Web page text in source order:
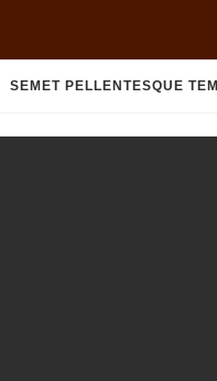
SEMET PELLENTESQUE